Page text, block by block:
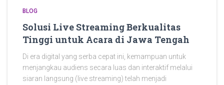
BLOG
Solusi Live Streaming Berkualitas
Tinggi untuk Acara di Jawa Tengah
Di era digital yang serba cepat ini, kemampuan untuk
menjangkau audiens secara luas dan interaktif melalui
siaran langsung (live streaming) telah menjadi